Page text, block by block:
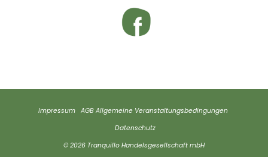
Impressum AGB Allgemeine Veranstaltungsbedingungen
Datenschutz
© 2026 Tranquillo Handelsgesellschaft mbH